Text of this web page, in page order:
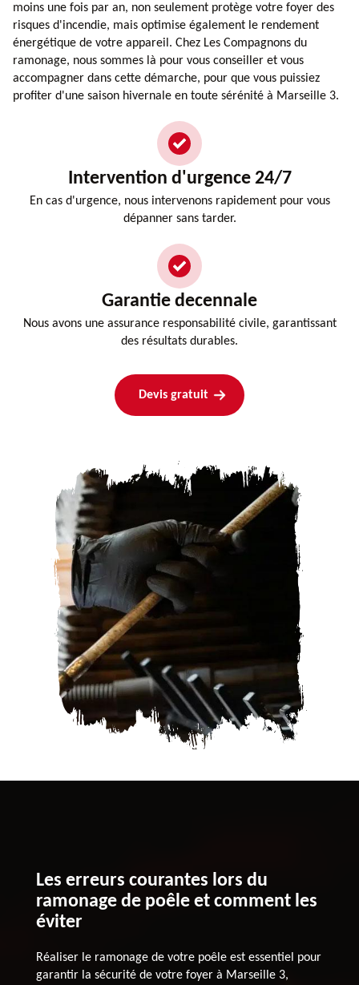
moins une fois par an, non seulement protège votre foyer des
risques d'incendie, mais optimise également le rendement
énergétique de votre appareil. Chez Les Compagnons du
ramonage, nous sommes là pour vous conseiller et vous
accompagner dans cette démarche, pour que vous puissiez
profiter d'une saison hivernale en toute sérénité à Marseille 3.
Intervention d'urgence 24/7
En cas d'urgence, nous intervenons rapidement pour vous
dépanner sans tarder.
Garantie decennale
Nous avons une assurance responsabilité civile, garantissant
des résultats durables.
Devis gratuit
Les erreurs courantes lors du
ramonage de poêle et comment les
éviter
Réaliser le ramonage de votre poêle est essentiel pour
garantir la sécurité de votre foyer à Marseille 3,